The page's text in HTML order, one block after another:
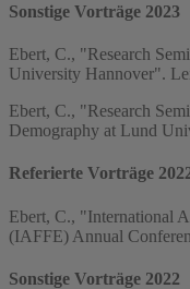
Sonstige Vorträge 2023
Ebert, C., "Research
University Hannover".
Ebert, C., "Research
Demography at Lund
Referierte Vorträge
Ebert, C., "International
(IAFFE) Annual
Sonstige Vorträge 2022